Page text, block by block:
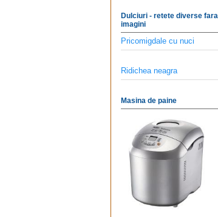
Dulciuri - retete diverse fara
imagini
Pricomigdale cu nuci
Ridichea neagra
Masina de paine